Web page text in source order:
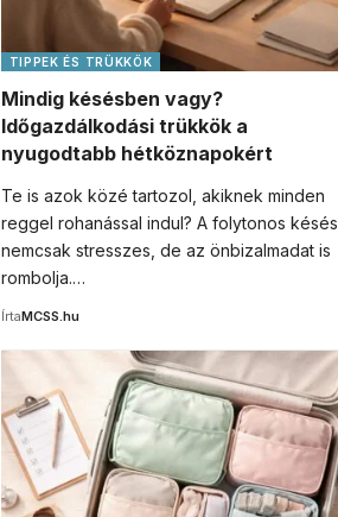
TIPPEK ÉS TRÜKKÖK
Mindig késésben vagy?
Időgazdálkodási trükkök a
nyugodtabb hétköznapokért
Te is azok közé tartozol, akiknek minden
reggel rohanással indul? A folytonos késés
nemcsak stresszes, de az önbizalmadat is
rombolja.…
ÍrtaMCSS.hu